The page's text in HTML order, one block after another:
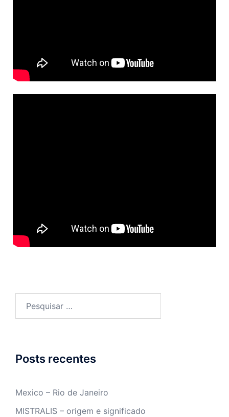
Posts recentes
Mexico – Rio de Janeiro
MISTRALIS – origem e significado